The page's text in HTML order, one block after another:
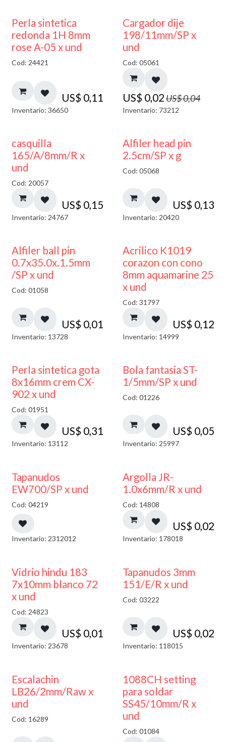
Perla sintetica
redonda 1H 8mm
rose A-05 x und
Cod: 24421
US$ 0,11
Inventario: 36650
50% DESCUENTO
Cargador dije
198/11mm/SP x
und
Cod: 05061
US$ 0,02US$0,04
Inventario: 73212
casquilla
165/A/8mm/R x
und
Cod: 20057
US$ 0,15
Inventario: 24767
Alfiler head pin
2.5cm/SP x g
Cod: 05068
US$ 0,13
Inventario: 20420
Alfiler ball pin
0.7x35.0x.1.5mm
/SP x und
Cod: 01058
US$ 0,01
Inventario: 13728
Acrilico K1019
corazon con cono
8mm aquamarine 25
x und
Cod: 31797
US$ 0,12
Inventario: 14999
Perla sintetica gota
8x16mm crem CX-
902 x und
Cod: 01951
US$ 0,31
Inventario: 13112
Bola fantasia ST-
1/5mm/SP x und
Cod: 01226
US$ 0,05
Inventario: 25997
50% DESCUENTO
Tapanudos
EW700/SP x und
Cod: 04219
Inventario: 2312012
Argolla JR-
1.0x6mm/R x und
Cod: 14808
US$ 0,02
Inventario: 178018
40% DESCUENTO
Vidrio hindu 183
7x10mm blanco 72
x und
Cod: 24823
US$ 0,01
Inventario: 23678
Tapanudos 3mm
151/E/R x und
Cod: 03222
US$ 0,02
Inventario: 118015
Escalachin
LB26/2mm/Raw x
und
Cod: 16289
1088CH setting
para soldar
SS45/10mm/R x
und
Cod: 01084